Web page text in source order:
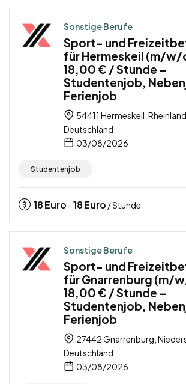
Sonstige Berufe
Sport- und
für Hermeskeil (m/w/
18,00 € / Stunde –
Studentenjob,
Ferienjob
54411 Hermeskeil,
Deutschland
03/08/2026
Studentenjob
18Euro -18Euro / Stunde
Sonstige Berufe
Sport- und
für Gnarrenburg (m/
18,00 € / Stunde –
Studentenjob,
Ferienjob
27442 Gnarrenburg,
Deutschland
03/08/2026